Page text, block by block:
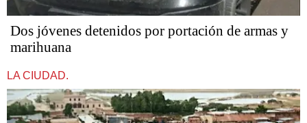
Dos jóvenes detenidos por portación de armas y
marihuana
LA CIUDAD.